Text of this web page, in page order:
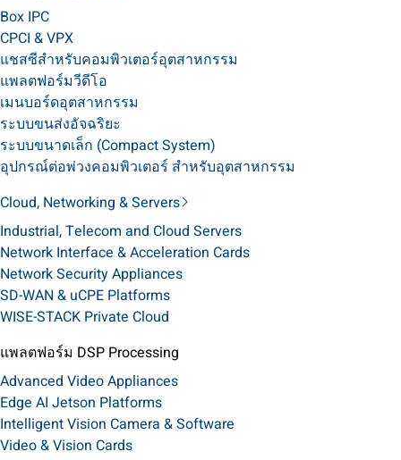
Box IPC
CPCI & VPX
แชสซีสำหรับคอมพิวเตอร์อุตสาหกรรม
แพลตฟอร์มวีดีโอ
เมนบอร์ดอุตสาหกรรม
ระบบขนส่งอัจฉริยะ
ระบบขนาดเล็ก (Compact System)
อุปกรณ์ต่อพ่วงคอมพิวเตอร์ สำหรับอุตสาหกรรม
Cloud, Networking & Servers
Industrial, Telecom and Cloud Servers
Network Interface & Acceleration Cards
Network Security Appliances
SD-WAN & uCPE Platforms
WISE-STACK Private Cloud
แพลตฟอร์ม DSP Processing
Advanced Video Appliances
Edge AI Jetson Platforms
Intelligent Vision Camera & Software
Video & Vision Cards